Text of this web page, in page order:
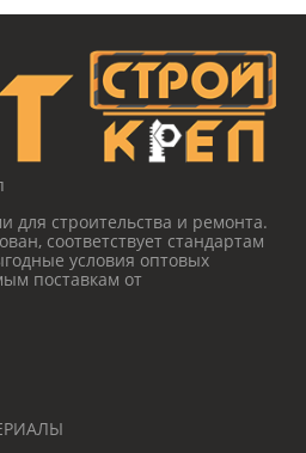
для строительства и ремонта.
соответствует стандартам
условия оптовых
поставкам от